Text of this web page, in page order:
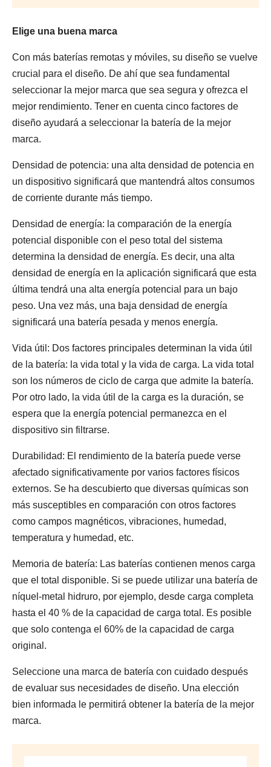
Elige una buena marca
Con más baterías remotas y móviles, su diseño se vuelve
crucial para el diseño. De ahí que sea fundamental
seleccionar la mejor marca que sea segura y ofrezca el
mejor rendimiento. Tener en cuenta cinco factores de
diseño ayudará a seleccionar la batería de la mejor
marca.
Densidad de potencia: una alta densidad de potencia en
un dispositivo significará que mantendrá altos consumos
de corriente durante más tiempo.
Densidad de energía: la comparación de la energía
potencial disponible con el peso total del sistema
determina la densidad de energía. Es decir, una alta
densidad de energía en la aplicación significará que esta
última tendrá una alta energía potencial para un bajo
peso. Una vez más, una baja densidad de energía
significará una batería pesada y menos energía.
Vida útil: Dos factores principales determinan la vida útil
de la batería: la vida total y la vida de carga. La vida total
son los números de ciclo de carga que admite la batería.
Por otro lado, la vida útil de la carga es la duración, se
espera que la energía potencial permanezca en el
dispositivo sin filtrarse.
Durabilidad: El rendimiento de la batería puede verse
afectado significativamente por varios factores físicos
externos. Se ha descubierto que diversas químicas son
más susceptibles en comparación con otros factores
como campos magnéticos, vibraciones, humedad,
temperatura y humedad, etc.
Memoria de batería: Las baterías contienen menos carga
que el total disponible. Si se puede utilizar una batería de
níquel-metal hidruro, por ejemplo, desde carga completa
hasta el 40 % de la capacidad de carga total. Es posible
que solo contenga el 60% de la capacidad de carga
original.
Seleccione una marca de batería con cuidado después
de evaluar sus necesidades de diseño. Una elección
bien informada le permitirá obtener la batería de la mejor
marca.